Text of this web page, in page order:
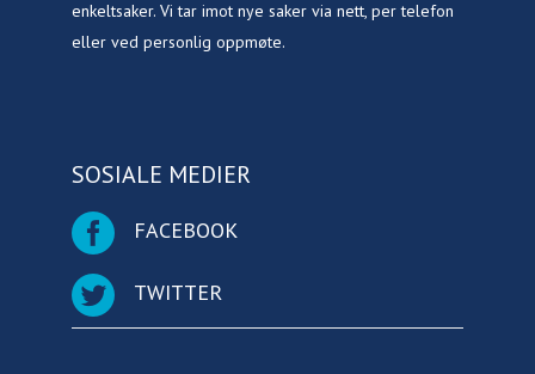
enkeltsaker. Vi tar imot nye saker via nett, per telefon
eller ved personlig oppmøte.
SOSIALE MEDIER
FACEBOOK
TWITTER